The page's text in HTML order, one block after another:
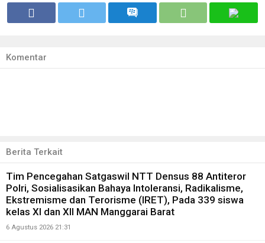
Komentar
Berita Terkait
Tim Pencegahan Satgaswil NTT Densus 88 Antiteror
Polri, Sosialisasikan Bahaya Intoleransi, Radikalisme,
Ekstremisme dan Terorisme (IRET), Pada 339 siswa
kelas XI dan XII MAN Manggarai Barat
6 Agustus 2026 21:31